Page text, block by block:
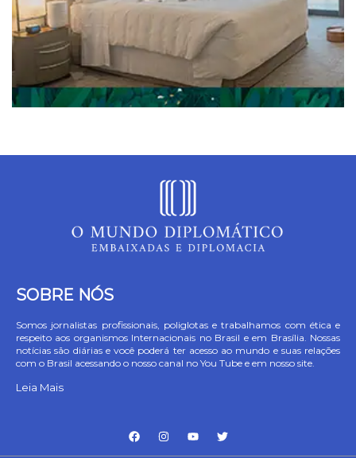
SOBRE NÓS
Somos jornalistas profissionais, poliglotas e trabalhamos com ética e
respeito aos organismos Internacionais no Brasil e em Brasília. Nossas
notícias são diárias e você poderá ter acesso ao mundo e suas relações
com o Brasil acessando o nosso canal no You Tube e em nosso site.
Leia Mais